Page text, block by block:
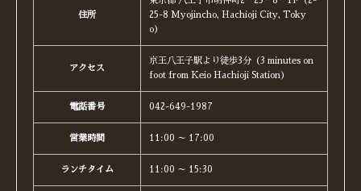
住所
25-8 Myojincho, Hachioji City, Toky
o）
アクセス
京王八王子駅より徒歩3分（3 minutes on
foot from Keio Hachioji Station）
電話番号 042-649-1987
営業時間 11:00 ～ 17:00
ランチタイム 11:00 ～ 15:30